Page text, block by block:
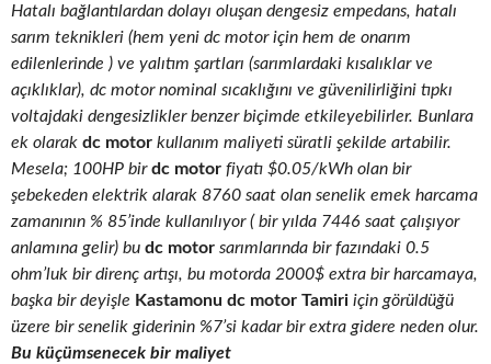
Hatalı bağlantılardan dolayı oluşan dengesiz empedans, hatalı
sarım teknikleri (hem yeni dc motor için hem de onarım
edilenlerinde ) ve yalıtım şartları (sarımlardaki kısalıklar ve
açıklıklar), dc motor nominal sıcaklığını ve güvenilirliğini tıpkı
voltajdaki dengesizlikler benzer biçimde etkileyebilirler. Bunlara
ek olarak dc motor kullanım maliyeti süratli şekilde artabilir.
Mesela; 100HP birdc motor fiyatı $0.05/kWh olan bir
şebekeden elektrik alarak 8760 saat olan senelik emek harcama
zamanının % 85’inde kullanılıyor ( bir yılda 7446 saat çalışıyor
anlamına gelir) bu dc motor sarımlarında bir fazındaki 0.5
ohm’luk bir direnç artışı, bu motorda 2000$ extra bir harcamaya,
başka bir deyişle Kastamonu dc motor Tamiri için görüldüğü
üzere bir senelik giderinin %7’si kadar bir extra gidere neden olur.
Bu küçümsenecek bir maliyet